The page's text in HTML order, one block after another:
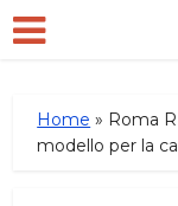
Home » Roma
modello per la